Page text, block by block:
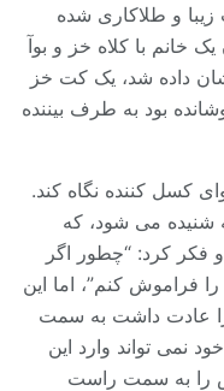
و طلاکاری شده
خانم با کلاه خز و بوآ
داده شد، یک کت خز
بود به طرف بیننده
کسل کننده نگاه کند.
شنیده می شود، که
فکر کرد: “چطور اگر
فراموش کنم”، اما این
عادت داشت به سمت
نمی تواند وارد این
را به سمت راست